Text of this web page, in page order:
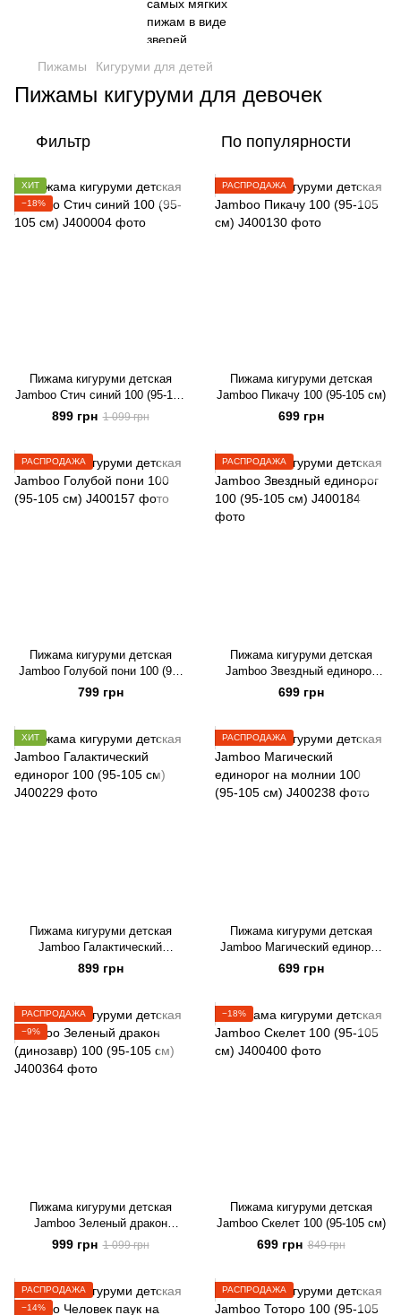
Пижамы Кигуруми для детей
Пижамы кигуруми для девочек
Фильтр По популярности
ХИТ
−18%
Пижама кигуруми детская
Jamboo Стич синий 100 (95-105
см)
899 грн 1 099 грн
РАСПРОДАЖА
Пижама кигуруми детская
Jamboo Пикачу 100 (95-105 см)
699 грн
РАСПРОДАЖА
Пижама кигуруми детская
Jamboo Голубой пони 100 (95-
105 см)
799 грн
РАСПРОДАЖА
Пижама кигуруми детская
Jamboo Звездный единорог
100 (95-105 см)
699 грн
ХИТ
Пижама кигуруми детская
Jamboo Галактический
единорог 100 (95-105 см)
899 грн
РАСПРОДАЖА
Пижама кигуруми детская
Jamboo Магический единорог
на молнии 100 (95-105 см)
699 грн
РАСПРОДАЖА
−9%
Пижама кигуруми детская
Jamboo Зеленый дракон
(динозавр) 100 (95-105 см)
999 грн 1 099 грн
−18%
Пижама кигуруми детская
Jamboo Скелет 100 (95-105 см)
699 грн 849 грн
РАСПРОДАЖА
−14%
РАСПРОДАЖА